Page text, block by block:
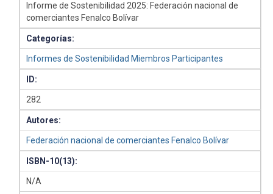
Informe de Sostenibilidad 2025: Federación nacional de
comerciantes Fenalco Bolívar
Categorías:
Informes de Sostenibilidad Miembros Participantes
ID:
282
Autores:
Federación nacional de comerciantes Fenalco Bolívar
ISBN-10(13):
N/A